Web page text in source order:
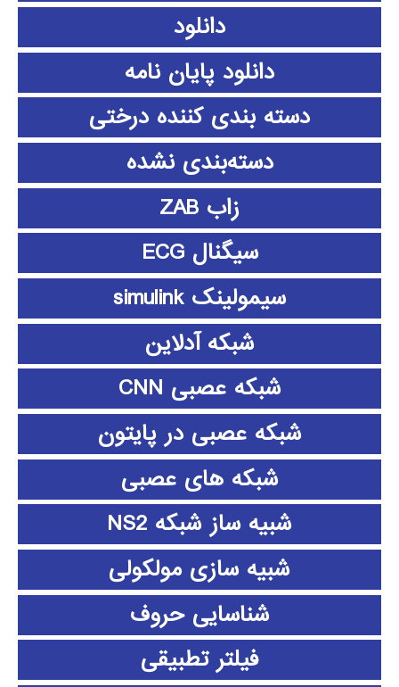
دانلود
دانلود پايان نامه
دسته بندی کننده درختی
دسته‌بندی نشده
زاب ZAB
سیگنال ECG
سیمولینک simulink
شبکه آدلاین
شبکه عصبی CNN
شبکه عصبی در پایتون
شبکه های عصبی
شبیه ساز شبکه NS2
شبیه سازی مولکولی
شناسایی حروف
فیلتر تطبیقی